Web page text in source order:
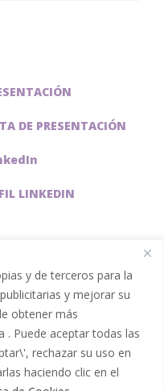
y de terceros para la
y mejorar su
obtener más
Puede aceptar todas las
rechazar su uso en
haciendo clic en el
DE PRESENTACIÓN
LINKEDIN